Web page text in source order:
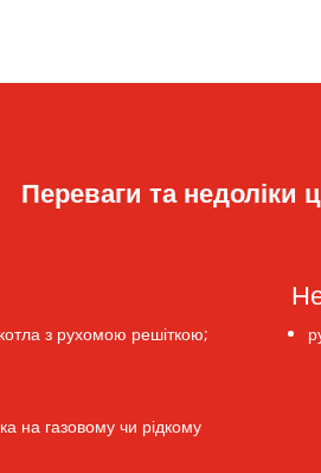
Переваги та недоліки
з рухомою решіткою;
на газовому чи рідкому